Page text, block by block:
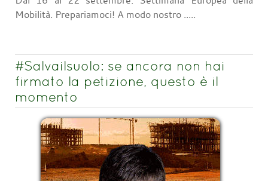
Mobilità. Prepariamoci! A modo nostro .....
#Salvailsuolo: se ancora non hai
firmato la petizione, questo è il
momento